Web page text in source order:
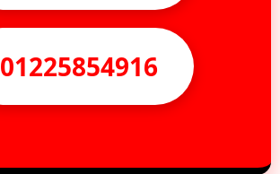
01225854916